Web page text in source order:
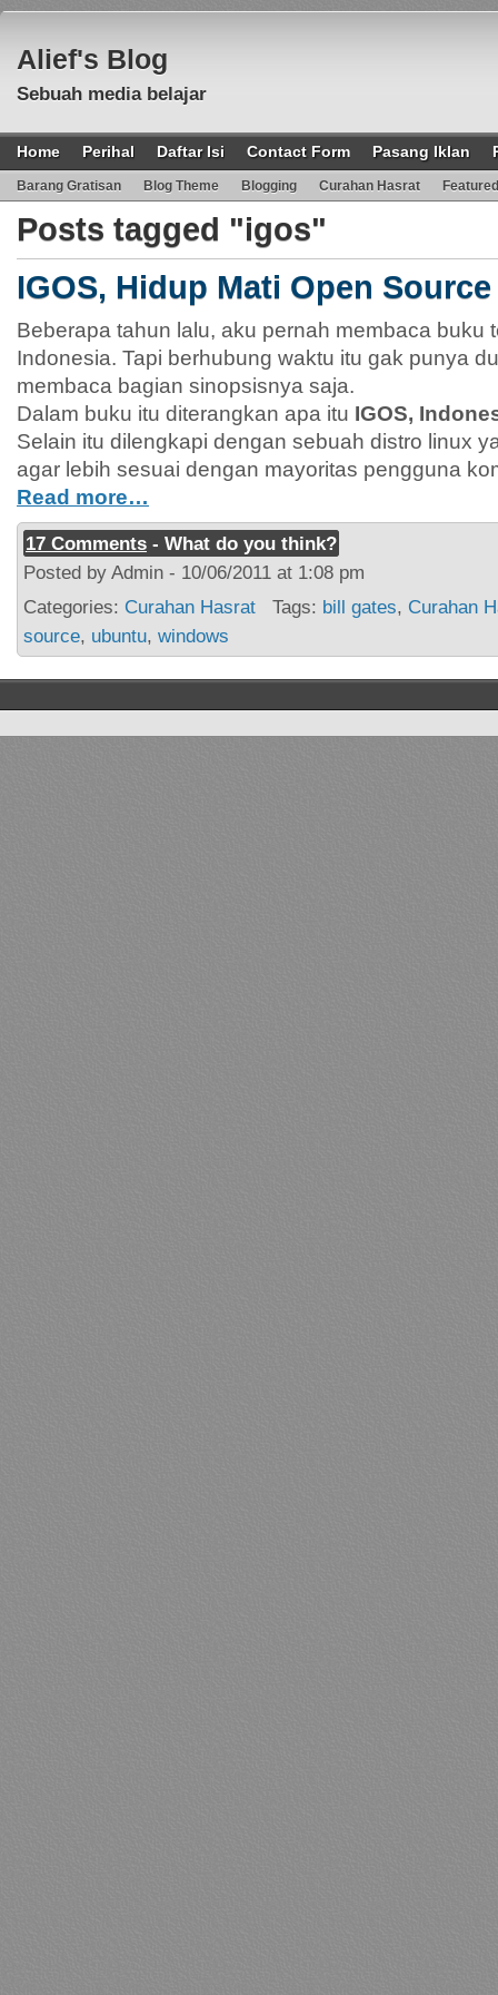
Alief's Blog
Sebuah media belajar
Home Perihal Daftar Isi Contact Form Pasang Iklan
Barang Gratisan Blog Theme Blogging Curahan Hasrat Featured
Posts tagged "igos"
IGOS, Hidup Mati Open
Beberapa tahun lalu, aku pernah membaca buku
Indonesia. Tapi berhubung waktu itu gak punya
membaca bagian sinopsisnya saja.
Dalam buku itu diterangkan apa itu IGOS,
Selain itu dilengkapi dengan sebuah distro linux
agar lebih sesuai dengan mayoritas pengguna
Read more…
17 Comments - What do you think?
Posted by Admin - 10/06/2011 at 1:08 pm
Categories: Curahan Hasrat Tags: bill gates, Curahan
source, ubuntu, windows